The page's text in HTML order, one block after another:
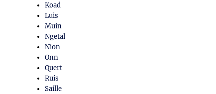
Koad
Luis
Muin
Ngetal
Nion
Onn
Quert
Ruis
Saille